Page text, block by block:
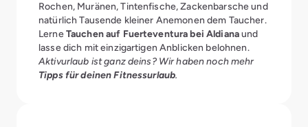
Rochen, Muränen, Tintenfische, Zackenbarsche und
natürlich Tausende kleiner Anemonen dem Taucher.
LerneTauchen auf Fuerteventura bei Aldianaund
lasse dich mit einzigartigen Anblicken belohnen.
Aktivurlaub ist ganz deins? Wir haben noch mehr
Tipps für deinen Fitnessurlaub.